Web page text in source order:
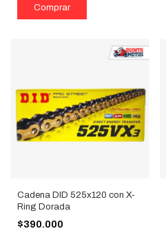
Cadena DID 525x120 con X-
Ring Dorada
$390.000